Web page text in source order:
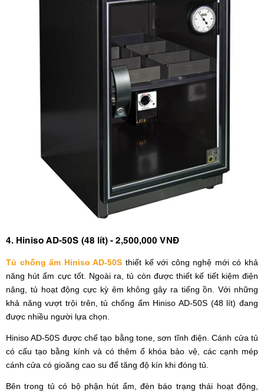
4. Hiniso AD-50S (48 lít) - 2,500,000 VNĐ
Tủ chống ẩm Hiniso AD-50S thiết kế với công nghệ mới có khả
năng hút ẩm cực tốt. Ngoài ra, tủ còn được thiết kế tiết kiệm điện
năng, tủ hoạt động cực kỳ êm không gây ra tiếng ồn. Với những
khả năng vượt trội trên, tủ chống ẩm Hiniso AD-50S (48 lít) đang
được nhiều người lựa chọn.
Hiniso AD-50S được chế tạo bằng tone, sơn tĩnh điện. Cánh cửa tủ
có cấu tạo bằng kính và có thêm ổ khóa bảo vệ, các cạnh mép
cánh cửa có gioăng cao su để tăng độ kín khi đóng tủ.
Bên trong tủ có bộ phận hút ẩm, đèn báo trạng thái hoạt động,